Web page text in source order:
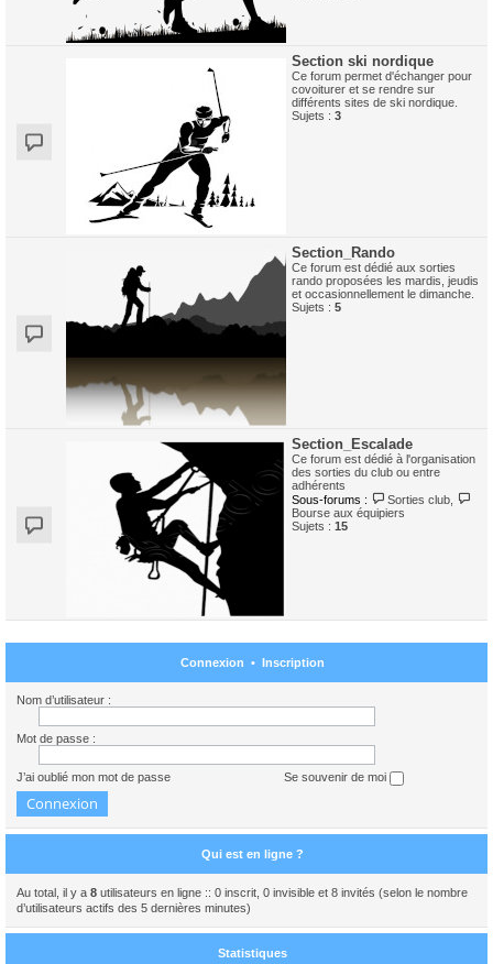
Section ski nordique
Ce forum permet d'échanger pour
covoiturer et se rendre sur
différents sites de ski nordique.
Sujets : 3
Section_Rando
Ce forum est dédié aux sorties
rando proposées les mardis, jeudis
et occasionnellement le dimanche.
Sujets : 5
Section_Escalade
Ce forum est dédié à l'organisation
des sorties du club ou entre
adhérents
Sous-forums :
Sorties club
Bourse aux équipiers
Sujets : 15
Connexion • Inscription
Nom d’utilisateur :
Mot de passe :
J’ai oublié mon mot de passe Se souvenir de moi
Qui est en ligne ?
Au total, il y a 8 utilisateurs en ligne :: 0 inscrit, 0 invisible et 8 invités (selon le nombre
d’utilisateurs actifs des 5 dernières minutes)
Statistiques